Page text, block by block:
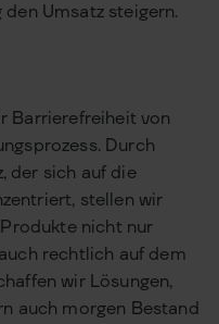
Umsatz steigern.
Barrierefreiheit von
Durch
der sich auf die
stellen wir
nicht nur
rechtlich auf dem
wir Lösungen,
auch morgen Bestand